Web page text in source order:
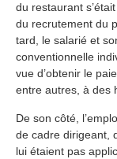
du restaurant
du recrutement du
tard, le salarié et
conventionnelle
vue d’obtenir le
entre autres, à des
De son côté,
de cadre dirigeant,
lui étaient pas